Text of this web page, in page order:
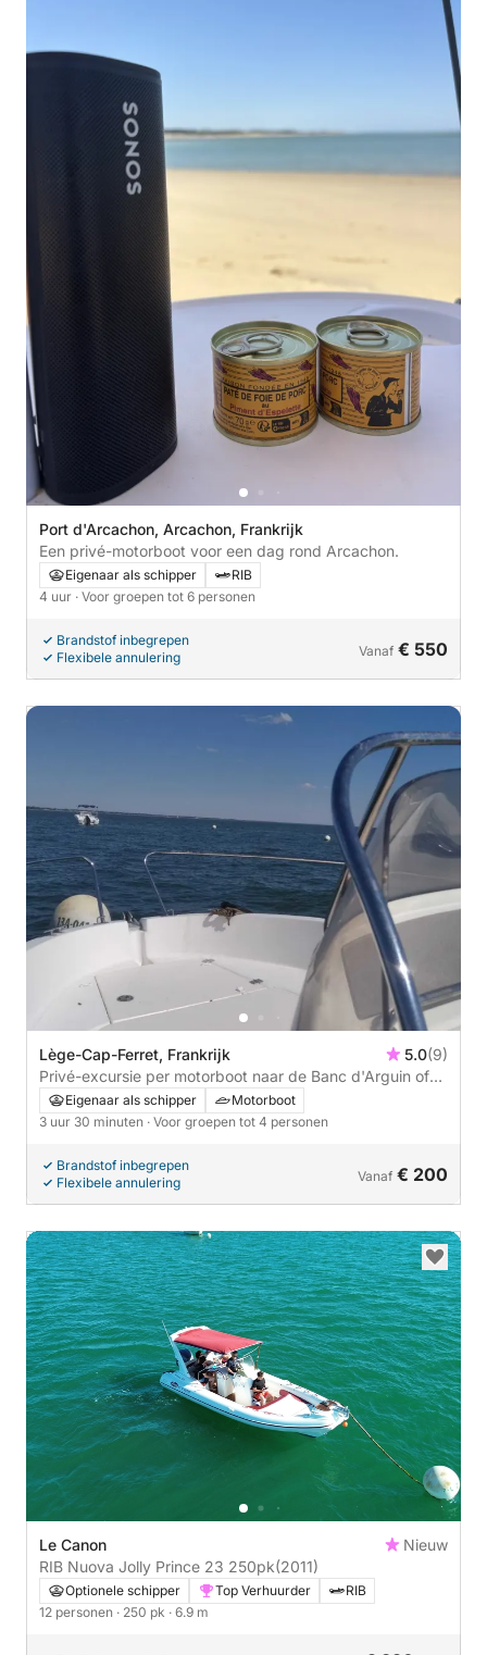
Port d'Arcachon, Arcachon, Frankrijk
Een privé-motorboot voor een dag rond Arcachon.
Eigenaar als schipper
RIB
4 uur · Voor groepen tot 6 personen
Brandstof inbegrepen
Flexibele annulering
Vanaf € 550
Lège-Cap-Ferret, Frankrijk 5.0(9)
Privé-excursie per motorboot naar de Banc d'Arguin of
een vergelijkbare locatie.
Eigenaar als schipper
Motorboot
3 uur 30 minuten · Voor groepen tot 4 personen
Brandstof inbegrepen
Flexibele annulering
Vanaf € 200
Le Canon
Nieuw
RIB Nuova Jolly Prince 23 250pk(2011)
Optionele schipper Top Verhuurder
RIB
12 personen · 250 pk · 6.9 m